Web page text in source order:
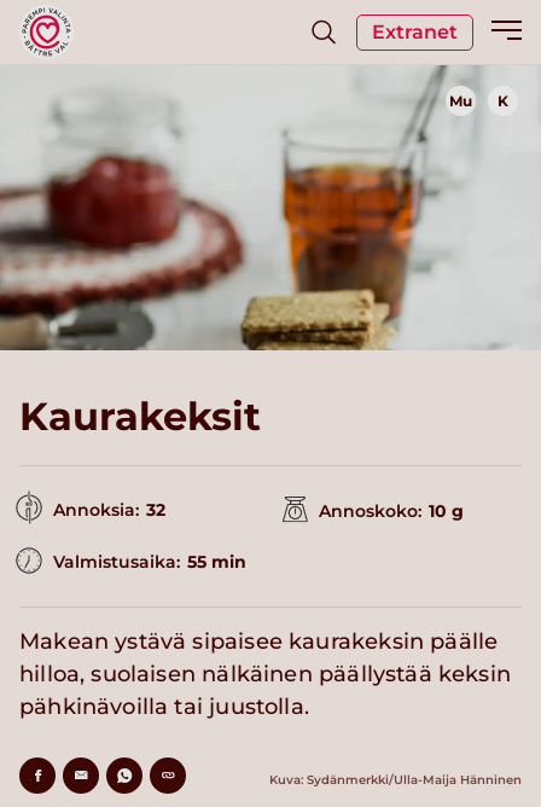
Extranet
Mu K
Kaurakeksit
Annoksia: 32 Annoskoko: 10 g
Valmistusaika: 55 min
Makean ystävä sipaisee kaurakeksin päälle
hilloa, suolaisen nälkäinen päällystää keksin
pähkinävoilla tai juustolla.
Kuva: Sydänmerkki/Ulla-Maija Hänninen